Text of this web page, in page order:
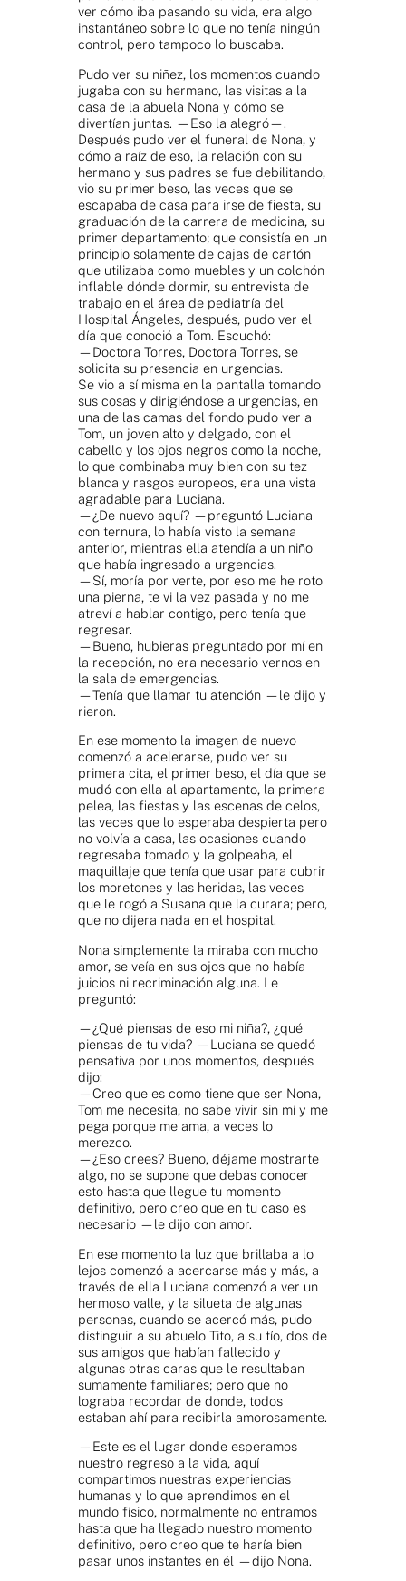
ver cómo iba pasando su vida, era algo
instantáneo sobre lo que no tenía ningún
control, pero tampoco lo buscaba.
Pudo ver su niñez, los momentos cuando
jugaba con su hermano, las visitas a la
casa de la abuela Nona y cómo se
divertían juntas. —Eso la alegró—.
Después pudo ver el funeral de Nona, y
cómo a raíz de eso, la relación con su
hermano y sus padres se fue debilitando,
vio su primer beso, las veces que se
escapaba de casa para irse de fiesta, su
graduación de la carrera de medicina, su
primer departamento; que consistía en un
principio solamente de cajas de cartón
que utilizaba como muebles y un colchón
inflable dónde dormir, su entrevista de
trabajo en el área de pediatría del
Hospital Ángeles, después, pudo ver el
día que conoció a Tom. Escuchó:
—Doctora Torres, Doctora Torres, se
solicita su presencia en urgencias.
Se vio a sí misma en la pantalla tomando
sus cosas y dirigiéndose a urgencias, en
una de las camas del fondo pudo ver a
Tom, un joven alto y delgado, con el
cabello y los ojos negros como la noche,
lo que combinaba muy bien con su tez
blanca y rasgos europeos, era una vista
agradable para Luciana.
—¿De nuevo aquí? —preguntó Luciana
con ternura, lo había visto la semana
anterior, mientras ella atendía a un niño
que había ingresado a urgencias.
—Sí, moría por verte, por eso me he roto
una pierna, te vi la vez pasada y no me
atreví a hablar contigo, pero tenía que
regresar.
—Bueno, hubieras preguntado por mí en
la recepción, no era necesario vernos en
la sala de emergencias.
—Tenía que llamar tu atención —le dijo y
rieron.
En ese momento la imagen de nuevo
comenzó a acelerarse, pudo ver su
primera cita, el primer beso, el día que se
mudó con ella al apartamento, la primera
pelea, las fiestas y las escenas de celos,
las veces que lo esperaba despierta pero
no volvía a casa, las ocasiones cuando
regresaba tomado y la golpeaba, el
maquillaje que tenía que usar para cubrir
los moretones y las heridas, las veces
que le rogó a Susana que la curara; pero,
que no dijera nada en el hospital.
Nona simplemente la miraba con mucho
amor, se veía en sus ojos que no había
juicios ni recriminación alguna. Le
preguntó:
—¿Qué piensas de eso mi niña?, ¿qué
piensas de tu vida? —Luciana se quedó
pensativa por unos momentos, después
dijo:
—Creo que es como tiene que ser Nona,
Tom me necesita, no sabe vivir sin mí y me
pega porque me ama, a veces lo
merezco.
—¿Eso crees? Bueno, déjame mostrarte
algo, no se supone que debas conocer
esto hasta que llegue tu momento
definitivo, pero creo que en tu caso es
necesario —le dijo con amor.
En ese momento la luz que brillaba a lo
lejos comenzó a acercarse más y más, a
través de ella Luciana comenzó a ver un
hermoso valle, y la silueta de algunas
personas, cuando se acercó más, pudo
distinguir a su abuelo Tito, a su tío, dos de
sus amigos que habían fallecido y
algunas otras caras que le resultaban
sumamente familiares; pero que no
lograba recordar de donde, todos
estaban ahí para recibirla amorosamente.
—Este es el lugar donde esperamos
nuestro regreso a la vida, aquí
compartimos nuestras experiencias
humanas y lo que aprendimos en el
mundo físico, normalmente no entramos
hasta que ha llegado nuestro momento
definitivo, pero creo que te haría bien
pasar unos instantes en él —dijo Nona.